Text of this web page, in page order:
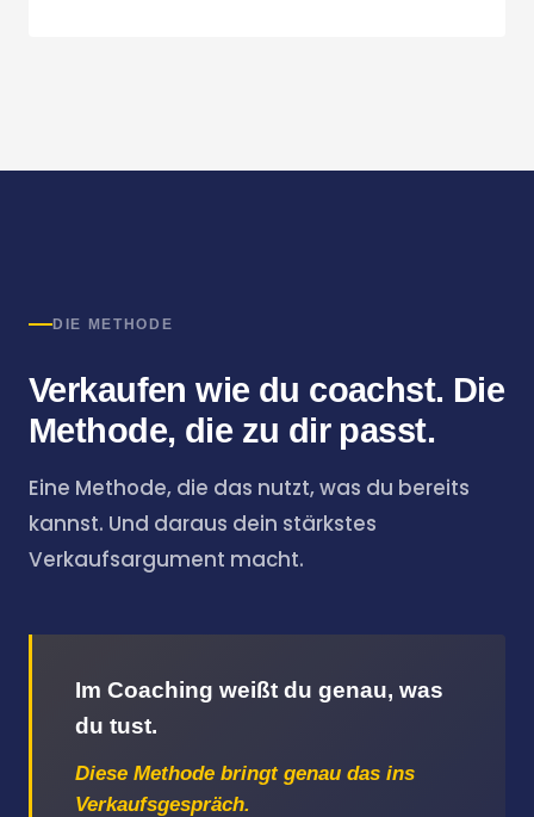
DIE METHODE
Verkaufen wie du coachst. Die
Methode, die zu dir passt.
Eine Methode, die das nutzt, was du bereits
kannst. Und daraus dein stärkstes
Verkaufsargument macht.
Im Coaching weißt du genau, was
du tust.
Diese Methode bringt genau das ins
Verkaufsgespräch.